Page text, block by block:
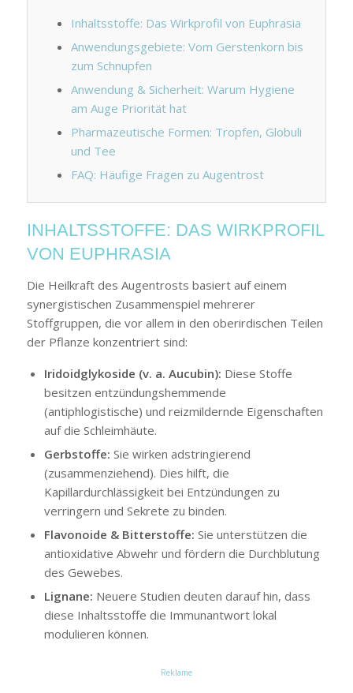
Inhaltsstoffe: Das Wirkprofil von Euphrasia
Anwendungsgebiete: Vom Gerstenkorn bis
zum Schnupfen
Anwendung & Sicherheit: Warum Hygiene
am Auge Priorität hat
Pharmazeutische Formen: Tropfen, Globuli
und Tee
FAQ: Häufige Fragen zu Augentrost
INHALTSSTOFFE: DAS WIRKPROFIL
VON EUPHRASIA
Die Heilkraft des Augentrosts basiert auf einem
synergistischen Zusammenspiel mehrerer
Stoffgruppen, die vor allem in den oberirdischen Teilen
der Pflanze konzentriert sind:
Iridoidglykoside (v. a. Aucubin): Diese Stoffe
besitzen entzündungshemmende
(antiphlogistische) und reizmildernde Eigenschaften
auf die Schleimhäute.
Gerbstoffe: Sie wirken adstringierend
(zusammenziehend). Dies hilft, die
Kapillardurchlässigkeit bei Entzündungen zu
verringern und Sekrete zu binden.
Flavonoide & Bitterstoffe: Sie unterstützen die
antioxidative Abwehr und fördern die Durchblutung
des Gewebes.
Lignane: Neuere Studien deuten darauf hin, dass
diese Inhaltsstoffe die Immunantwort lokal
modulieren können.
Reklame